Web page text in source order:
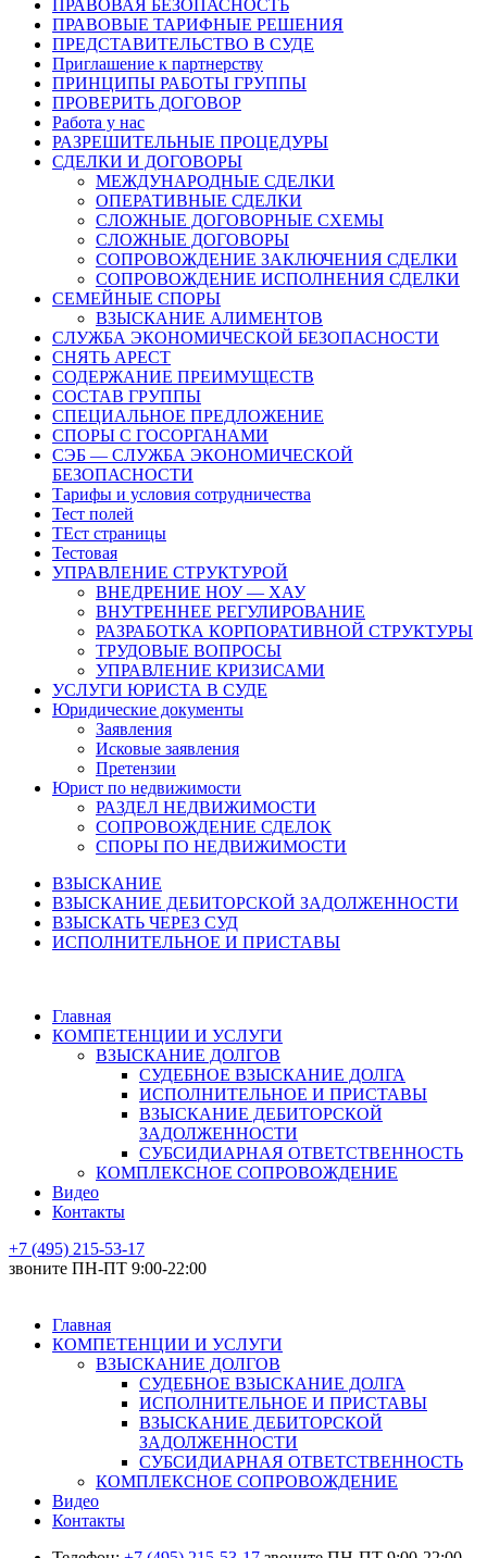
ПРАВОВАЯ БЕЗОПАСНОСТЬ
ПРАВОВЫЕ ТАРИФНЫЕ РЕШЕНИЯ
ПРЕДСТАВИТЕЛЬСТВО В СУДЕ
Приглашение к партнерству
ПРИНЦИПЫ РАБОТЫ ГРУППЫ
ПРОВЕРИТЬ ДОГОВОР
Работа у нас
РАЗРЕШИТЕЛЬНЫЕ ПРОЦЕДУРЫ
СДЕЛКИ И ДОГОВОРЫ
МЕЖДУНАРОДНЫЕ СДЕЛКИ
ОПЕРАТИВНЫЕ СДЕЛКИ
СЛОЖНЫЕ ДОГОВОРНЫЕ СХЕМЫ
СЛОЖНЫЕ ДОГОВОРЫ
СОПРОВОЖДЕНИЕ ЗАКЛЮЧЕНИЯ СДЕЛКИ
СОПРОВОЖДЕНИЕ ИСПОЛНЕНИЯ СДЕЛКИ
СЕМЕЙНЫЕ СПОРЫ
ВЗЫСКАНИЕ АЛИМЕНТОВ
СЛУЖБА ЭКОНОМИЧЕСКОЙ БЕЗОПАСНОСТИ
СНЯТЬ АРЕСТ
СОДЕРЖАНИЕ ПРЕИМУЩЕСТВ
СОСТАВ ГРУППЫ
СПЕЦИАЛЬНОЕ ПРЕДЛОЖЕНИЕ
СПОРЫ С ГОСОРГАНАМИ
СЭБ — СЛУЖБА ЭКОНОМИЧЕСКОЙ
БЕЗОПАСНОСТИ
Тарифы и условия сотрудничества
Тест полей
ТЕст страницы
Тестовая
УПРАВЛЕНИЕ СТРУКТУРОЙ
ВНЕДРЕНИЕ НОУ — ХАУ
ВНУТРЕННЕЕ РЕГУЛИРОВАНИЕ
РАЗРАБОТКА КОРПОРАТИВНОЙ СТРУКТУРЫ
ТРУДОВЫЕ ВОПРОСЫ
УПРАВЛЕНИЕ КРИЗИСАМИ
УСЛУГИ ЮРИСТА В СУДЕ
Юридические документы
Заявления
Исковые заявления
Претензии
Юрист по недвижимости
РАЗДЕЛ НЕДВИЖИМОСТИ
СОПРОВОЖДЕНИЕ СДЕЛОК
СПОРЫ ПО НЕДВИЖИМОСТИ
ВЗЫСКАНИЕ
ВЗЫСКАНИЕ ДЕБИТОРСКОЙ ЗАДОЛЖЕННОСТИ
ВЗЫСКАТЬ ЧЕРЕЗ СУД
ИСПОЛНИТЕЛЬНОЕ И ПРИСТАВЫ
Главная
КОМПЕТЕНЦИИ И УСЛУГИ
ВЗЫСКАНИЕ ДОЛГОВ
СУДЕБНОЕ ВЗЫСКАНИЕ ДОЛГА
ИСПОЛНИТЕЛЬНОЕ И ПРИСТАВЫ
ВЗЫСКАНИЕ ДЕБИТОРСКОЙ
ЗАДОЛЖЕННОСТИ
СУБСИДИАРНАЯ ОТВЕТСТВЕННОСТЬ
КОМПЛЕКСНОЕ СОПРОВОЖДЕНИЕ
Видео
Контакты
+7 (495) 215-53-17
звоните ПН-ПТ 9:00-22:00
Главная
КОМПЕТЕНЦИИ И УСЛУГИ
ВЗЫСКАНИЕ ДОЛГОВ
СУДЕБНОЕ ВЗЫСКАНИЕ ДОЛГА
ИСПОЛНИТЕЛЬНОЕ И ПРИСТАВЫ
ВЗЫСКАНИЕ ДЕБИТОРСКОЙ
ЗАДОЛЖЕННОСТИ
СУБСИДИАРНАЯ ОТВЕТСТВЕННОСТЬ
КОМПЛЕКСНОЕ СОПРОВОЖДЕНИЕ
Видео
Контакты